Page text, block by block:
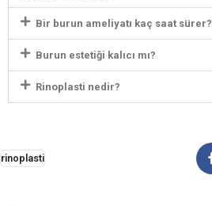
Bir burun ameliyatı kaç saat sürer?
Burun estetiği kalıcı mı?
Rinoplasti nedir?
rinoplasti